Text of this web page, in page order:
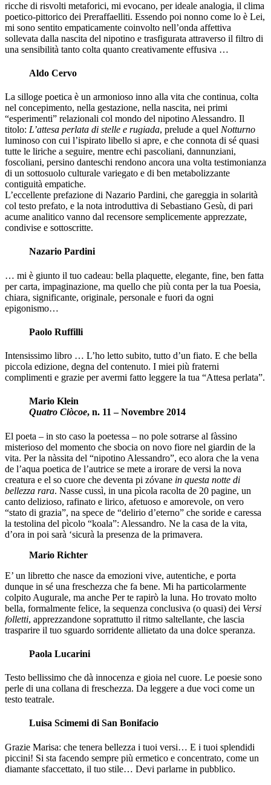
ricche di risvolti metaforici, mi evocano, per ideale analogia, il clima
poetico-pittorico dei Preraffaelliti. Essendo poi nonno come lo è Lei,
mi sono sentito empaticamente coinvolto nell’onda affettiva
sollevata dalla nascita del nipotino e trasfigurata attraverso il filtro di
una sensibilità tanto colta quanto creativamente effusiva …
Aldo Cervo
La silloge poetica è un armonioso inno alla vita che continua, colta
nel concepimento, nella gestazione, nella nascita, nei primi
“esperimenti” relazionali col mondo del nipotino Alessandro. Il
titolo: L’attesa perlata di stelle e rugiada, prelude a quel Notturno
luminoso con cui l’ispirato libello si apre, e che connota di sé quasi
tutte le liriche a seguire, mentre echi pascoliani, dannunziani,
foscoliani, persino danteschi rendono ancora una volta testimonianza
di un sottosuolo culturale variegato e di ben metabolizzante
contiguità empatiche.
L’eccellente prefazione di Nazario Pardini, che gareggia in solarità
col testo prefato, e la nota introduttiva di Sebastiano Gesù, di pari
acume analitico vanno dal recensore semplicemente apprezzate,
condivise e sottoscritte.
Nazario Pardini
… mi è giunto il tuo cadeau: bella plaquette, elegante, fine, ben fatta
per carta, impaginazione, ma quello che più conta per la tua Poesia,
chiara, significante, originale, personale e fuori da ogni
epigonismo…
Paolo Ruffilli
Intensissimo libro … L’ho letto subito, tutto d’un fiato. E che bella
piccola edizione, degna del contenuto. I miei più fraterni
complimenti e grazie per avermi fatto leggere la tua “Attesa perlata”.
Mario Klein
Quatro Ciòcoe, n. 11 – Novembre 2014
El poeta – in sto caso la poetessa – no pole sotrarse al fàssino
misterioso del momento che sbocia on novo fiore nel giardin de la
vita. Per la nàssita del “nipotino Alessandro”, eco alora che la vena
de l’aqua poetica de l’autrice se mete a irorare de versi la nova
creatura e el so cuore che deventa pi zóvane in questa notte di
bellezza rara. Nasse cussì, in una pìcola racolta de 20 pagine, un
canto delizioso, rafinato e lirico, afetuoso e amorevole, on vero
“stato di grazia”, na spece de “delirio d’eterno” che soride e caressa
la testolina del pìcolo “koala”: Alessandro. Ne la casa de la vita,
d’ora in poi sarà ‘sicurà la presenza de la primavera.
Mario Richter
E’ un libretto che nasce da emozioni vive, autentiche, e porta
dunque in sé una freschezza che fa bene. Mi ha particolarmente
colpito Augurale, ma anche Per te rapirò la luna. Ho trovato molto
bella, formalmente felice, la sequenza conclusiva (o quasi) dei Versi
folletti, apprezzandone soprattutto il ritmo saltellante, che lascia
trasparire il tuo sguardo sorridente allietato da una dolce speranza.
Paola Lucarini
Testo bellissimo che dà innocenza e gioia nel cuore. Le poesie sono
perle di una collana di freschezza. Da leggere a due voci come un
testo teatrale.
Luisa Scimemi di San Bonifacio
Grazie Marisa: che tenera bellezza i tuoi versi… E i tuoi splendidi
piccini! Si sta facendo sempre più ermetico e concentrato, come un
diamante sfaccettato, il tuo stile… Devi parlarne in pubblico.